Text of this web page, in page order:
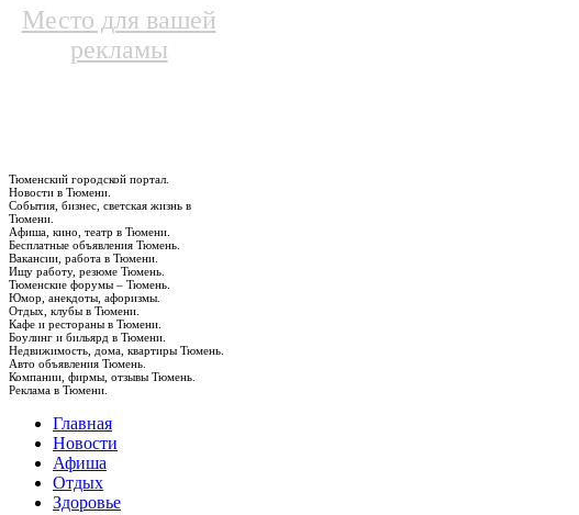
Место для вашей
рекламы
Тюменский городской портал.
Новости в Тюмени.
События, бизнес, светская жизнь в
Тюмени.
Афиша, кино, театр в Тюмени.
Бесплатные объявления Тюмень.
Вакансии, работа в Тюмени.
Ищу работу, резюме Тюмень.
Тюменские форумы – Тюмень.
Юмор, анекдоты, афоризмы.
Отдых, клубы в Тюмени.
Кафе и рестораны в Тюмени.
Боулинг и бильярд в Тюмени.
Недвижимость, дома, квартиры Тюмень.
Авто объявления Тюмень.
Компании, фирмы, отзывы Тюмень.
Реклама в Тюмени.
Главная
Новости
Афиша
Отдых
Здоровье